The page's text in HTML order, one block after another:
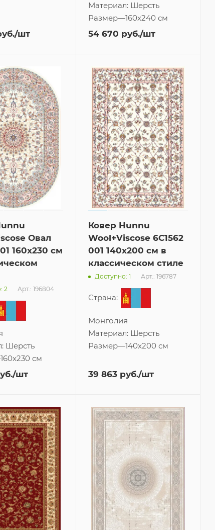
/шт
Материал: Шерсть
Размер—160x240 см
54 670 руб./шт
Овал
160x230 см
2 Арт.: 196804
Шерсть
160x230 см
/шт
Ковер Hunnu
Wool+Viscose 6C1562
001 140x200 см в
классическом стиле
Доступно: 1 Арт.: 196787
Страна:
Монголия
Материал: Шерсть
Размер—140x200 см
39 863руб./шт